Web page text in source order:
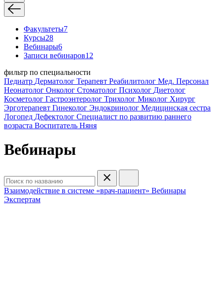
Факультеты7
Курсы28
Вебинары6
Записи вебинаров12
фильтр по специальности
Педиатр Дерматолог Терапевт Реабилитолог Мед. Персонал
Неонатолог Онколог Стоматолог Психолог Диетолог
Косметолог Гастроэнтеролог Трихолог Миколог Хирург
Эрготерапевт Гинеколог Эндокринолог Медицинская сестра
Логопед Дефектолог Специалист по развитию раннего
возраста Воспитатель Няня
Вебинары
Взаимодействие в системе «врач-пациент» Вебинары
Экспертам